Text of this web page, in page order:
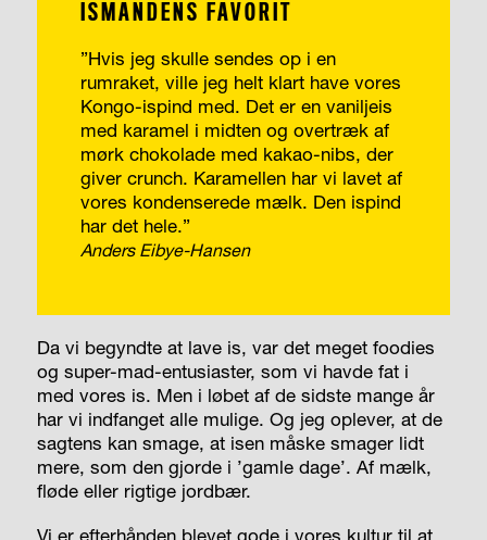
ISMANDENS FAVORIT
”Hvis jeg skulle sendes op i en
rumraket, ville jeg helt klart have vores
Kongo-ispind med. Det er en vaniljeis
med karamel i midten og overtræk af
mørk chokolade med kakao-nibs, der
giver crunch. Karamellen har vi lavet af
vores kondenserede mælk. Den ispind
har det hele.”
Anders Eibye-Hansen
Da vi begyndte at lave is, var det meget foodies
og super-mad-entusiaster, som vi havde fat i
med vores is. Men i løbet af de sidste mange år
har vi indfanget alle mulige. Og jeg oplever, at de
sagtens kan smage, at isen måske smager lidt
mere, som den gjorde i ’gamle dage’. Af mælk,
fløde eller rigtige jordbær.